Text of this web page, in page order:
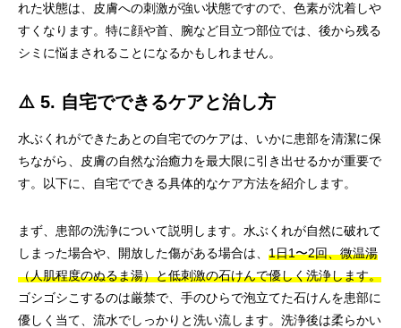
れた状態は、皮膚への刺激が強い状態ですので、色素が沈着しや
すくなります。特に顔や首、腕など目立つ部位では、後から残る
シミに悩まされることになるかもしれません。
⚠️ 5. 自宅でできるケアと治し方
水ぶくれができたあとの自宅でのケアは、いかに患部を清潔に保
ちながら、皮膚の自然な治癒力を最大限に引き出せるかが重要で
す。以下に、自宅でできる具体的なケア方法を紹介します。
まず、患部の洗浄について説明します。水ぶくれが自然に破れて
しまった場合や、開放した傷がある場合は、 1日1〜2回、微温湯
（人肌程度のぬるま湯）と低刺激の石けんで優しく洗浄します。
ゴシゴシこするのは厳禁で、手のひらで泡立てた石けんを患部に
優しく当て、流水でしっかりと洗い流します。洗浄後は柔らかい